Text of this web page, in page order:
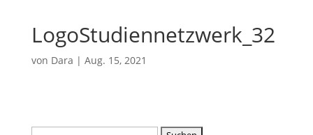
LogoStudiennetzwerk_32
von Dara | Aug. 15, 2021